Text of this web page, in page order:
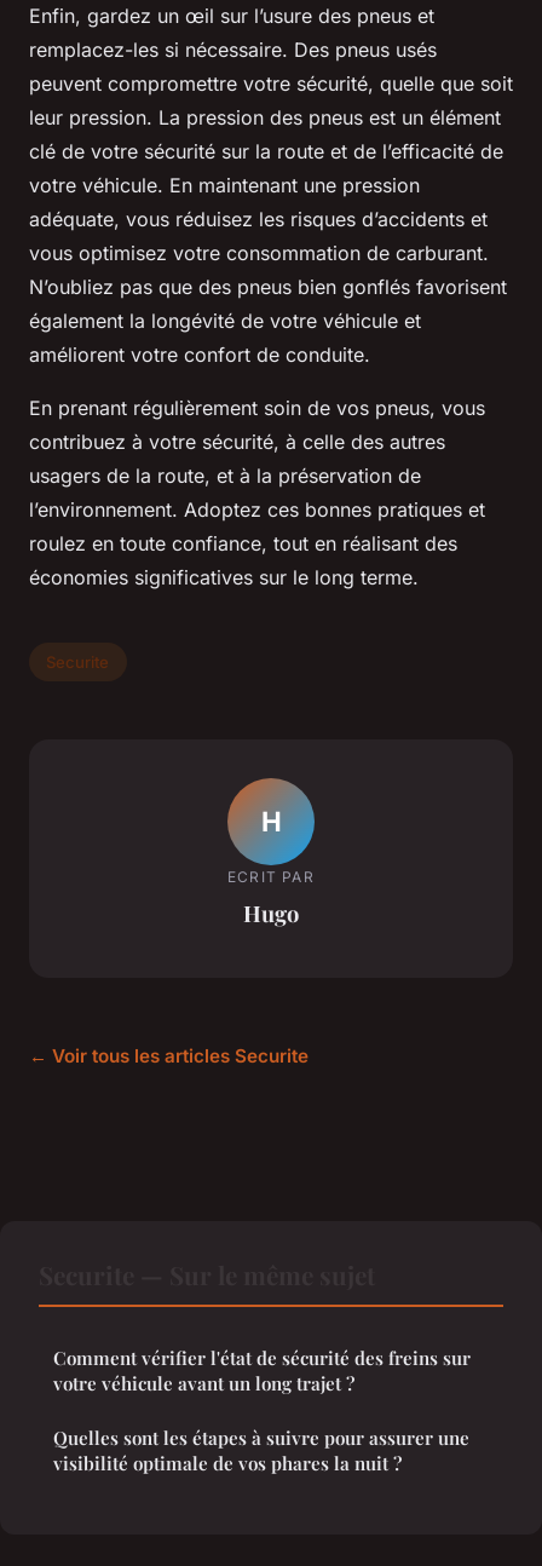
Enfin, gardez un œil sur l’usure des pneus et
remplacez-les si nécessaire. Des pneus usés
peuvent compromettre votre sécurité, quelle que soit
leur pression. La pression des pneus est un élément
clé de votre sécurité sur la route et de l’efficacité de
votre véhicule. En maintenant une pression
adéquate, vous réduisez les risques d’accidents et
vous optimisez votre consommation de carburant.
N’oubliez pas que des pneus bien gonflés favorisent
également la longévité de votre véhicule et
améliorent votre confort de conduite.
En prenant régulièrement soin de vos pneus, vous
contribuez à votre sécurité, à celle des autres
usagers de la route, et à la préservation de
l’environnement. Adoptez ces bonnes pratiques et
roulez en toute confiance, tout en réalisant des
économies significatives sur le long terme.
Securite
H
ECRIT PAR
Hugo
← Voir tous les articles Securite
Comment vérifier l'état de sécurité des freins sur
votre véhicule avant un long trajet ?
Quelles sont les étapes à suivre pour assurer une
visibilité optimale de vos phares la nuit ?